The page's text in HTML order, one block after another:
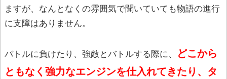
ますが、なんとなくの雰囲気で聞いていても物語の進行
に支障はありません。
バトルに負けたり、強敵とバトルする際に、
どこから
ともなく強力なエンジンを仕入れてきたり、タ